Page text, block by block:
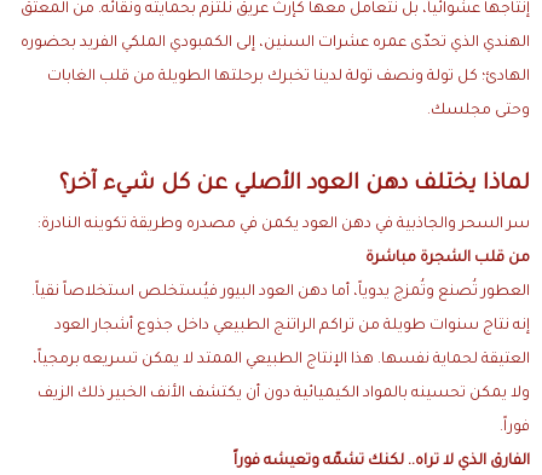
إنتاجها عشوائياً، بل نتعامل معها كإرث عريق نلتزم بحمايته ونقائه. من المعتّق
الهندي الذي تحدّى عمره عشرات السنين، إلى الكمبودي الملكي الفريد بحضوره
الهادئ؛ كل تولة ونصف تولة لدينا تخبرك برحلتها الطويلة من قلب الغابات
وحتى مجلسك.
لماذا يختلف دهن العود الأصلي عن كل شيء آخر؟
سر السحر والجاذبية في دهن العود يكمن في مصدره وطريقة تكوينه النادرة:
من قلب الشجرة مباشرة
العطور تُصنع وتُمزج يدوياً، أما دهن العود البيور فيُستخلص استخلاصاً نقياً.
إنه نتاج سنوات طويلة من تراكم الراتنج الطبيعي داخل جذوع أشجار العود
العتيقة لحماية نفسها. هذا الإنتاج الطبيعي الممتد لا يمكن تسريعه برمجياً،
ولا يمكن تحسينه بالمواد الكيميائية دون أن يكتشف الأنف الخبير ذلك الزيف
فوراً.
الفارق الذي لا تراه.. لكنك تشمّه وتعيشه فوراً